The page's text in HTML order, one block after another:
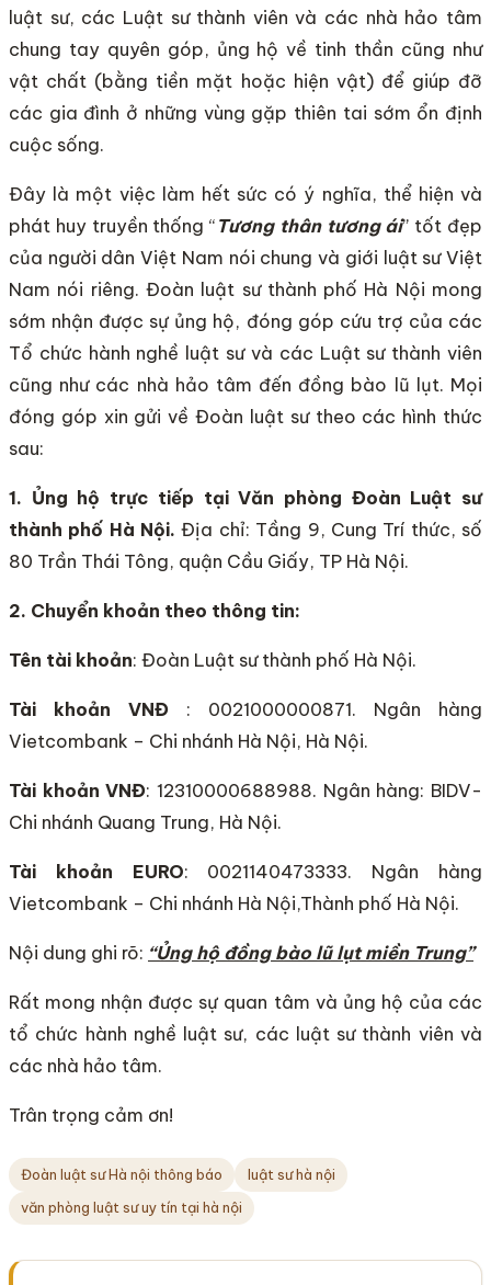
luật sư, các Luật sư thành viên và các nhà hảo tâm
chung tay quyên góp, ủng hộ về tinh thần cũng như
vật chất (bằng tiền mặt hoặc hiện vật) để giúp đỡ
các gia đình ở những vùng gặp thiên tai sớm ổn định
cuộc sống.
Đây là một việc làm hết sức có ý nghĩa, thể hiện và
phát huy truyền thống “ Tương thân tương ái” tốt đẹp
của người dân Việt Nam nói chung và giới luật sư Việt
Nam nói riêng. Đoàn luật sư thành phố Hà Nội mong
sớm nhận được sự ủng hộ, đóng góp cứu trợ của các
Tổ chức hành nghề luật sư và các Luật sư thành viên
cũng như các nhà hảo tâm đến đồng bào lũ lụt. Mọi
đóng góp xin gửi về Đoàn luật sư theo các hình thức
sau:
1. Ủng hộ trực tiếp tại Văn phòng Đoàn Luật sư
thành phố Hà Nội.Địa chỉ: Tầng 9, Cung Trí thức, số
80 Trần Thái Tông, quận Cầu Giấy, TP Hà Nội.
2. Chuyển khoản theo thông tin:
Tên tài khoản: Đoàn Luật sư thành phố Hà Nội.
Tài khoản VNĐ : 0021000000871. Ngân hàng
Vietcombank – Chi nhánh Hà Nội, Hà Nội.
Tài khoản VNĐ: 12310000688988. Ngân hàng: BIDV-
Chi nhánh Quang Trung, Hà Nội.
Tài khoản EURO: 0021140473333. Ngân hàng
Vietcombank – Chi nhánh Hà Nội,Thành phố Hà Nội.
Nội dung ghi rõ: “Ủng hộ đồng bào lũ lụt miền Trung”
Rất mong nhận được sự quan tâm và ủng hộ của các
tổ chức hành nghề luật sư, các luật sư thành viên và
các nhà hảo tâm.
Trân trọng cảm ơn!
Đoàn luật sư Hà nội thông báo
luật sư hà nội
văn phòng luật sư uy tín tại hà nội